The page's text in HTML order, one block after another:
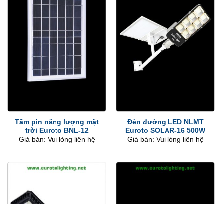
Tấm pin năng lượng mặt
trời Euroto BNL-12
Giá bán: Vui lòng liên hệ
Đèn đường LED NLMT
Euroto SOLAR-16 500W
Giá bán: Vui lòng liên hệ